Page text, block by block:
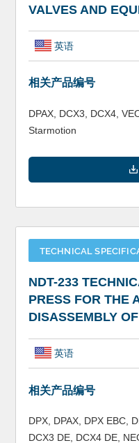
VALVES AND
英语
相关产品编号
DPAX, DCX3, DCX4,
Starmotion
TECHNICAL
NDT-233
PRESS FOR THE
DISASSEMBLY
英语
相关产品编号
DPX, DPAX, DPX EBC,
DCX3 DE, DCX4 DE,